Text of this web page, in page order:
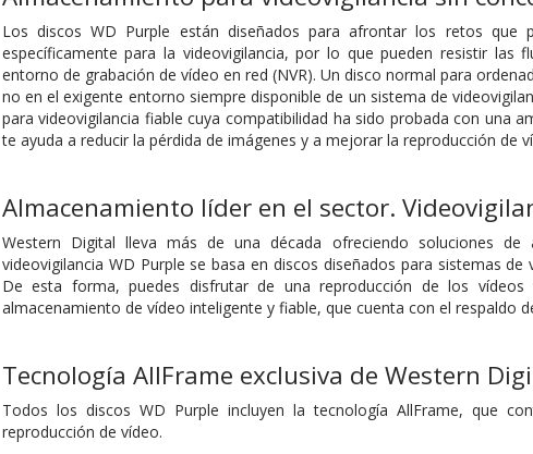
Los discos WD Purple están diseñados para afrontar los retos que
específicamente para la videovigilancia, por lo que pueden resistir las
entorno de grabación de vídeo en red (NVR). Un disco normal para
no en el exigente entorno siempre disponible de un sistema de
para videovigilancia fiable cuya compatibilidad ha sido probada con una
te ayuda a reducir la pérdida de imágenes y a mejorar la reproducción de
Almacenamiento líder en el sector.
Western Digital lleva más de una década ofreciendo soluciones de
videovigilancia WD Purple se basa en discos diseñados para sistemas
De esta forma, puedes disfrutar de una reproducción de los
almacenamiento de vídeo inteligente y fiable, que cuenta con el respaldo
Tecnología AllFrame exclusiva de Western
Todos los discos WD Purple incluyen la tecnología AllFrame, que
reproducción de vídeo.